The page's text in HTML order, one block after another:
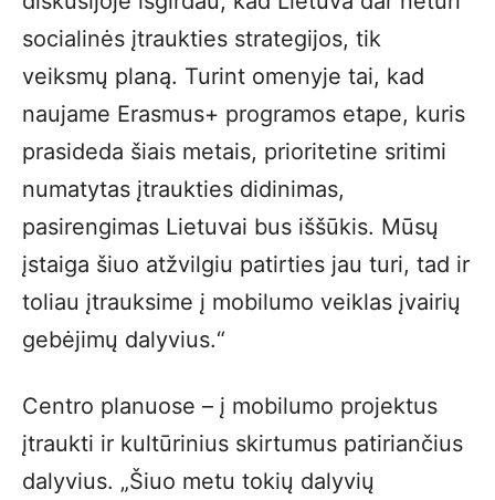
socialinės įtraukties strategijos, tik
veiksmų planą. Turint omenyje tai, kad
naujame Erasmus+ programos etape, kuris
prasideda šiais metais, prioritetine sritimi
numatytas įtraukties didinimas,
pasirengimas Lietuvai bus iššūkis. Mūsų
įstaiga šiuo atžvilgiu patirties jau turi, tad ir
toliau įtrauksime į mobilumo veiklas įvairių
gebėjimų dalyvius.“
Centro planuose – į mobilumo projektus
įtraukti ir kultūrinius skirtumus patiriančius
dalyvius. „Šiuo metu tokių dalyvių